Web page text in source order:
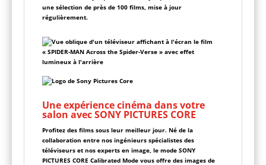
une sélection de près de 100 films, mise à jour
régulièrement.
Une expérience cinéma dans votre
salon avec SONY PICTURES CORE
Profitez des films sous leur meilleur jour. Né de la
collaboration entre nos ingénieurs spécialistes des
téléviseurs et nos experts en image, le mode SONY
PICTURES CORE Calibrated Mode vous offre des images de